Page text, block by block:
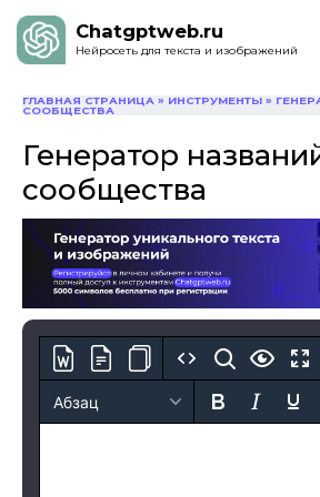
Chatgptweb.ru
Нейросеть для текста и изображений
ГЛАВНАЯ СТРАНИЦА » ИНСТРУМЕНТЫ »
СООБЩЕСТВА
Генератор
сообщества
Абзац